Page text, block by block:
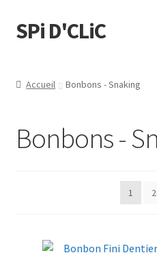
SPi D'CLiC
Tubes
Briquets
Accueil Bonbons - Snaking
Bonbons -
1 2